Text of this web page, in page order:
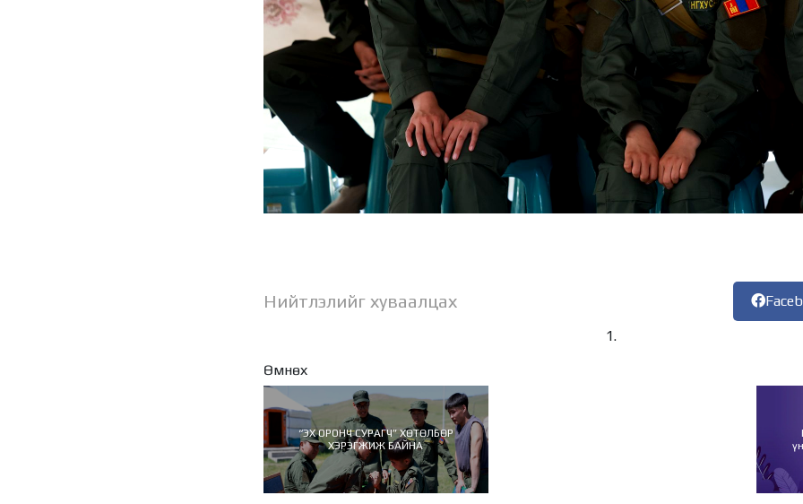
Нийтлэлийг хуваалцах
Өмнөх
“ЭХ ОРОНЧ СУРАГЧ” ХӨТӨЛБӨР
ХЭРЭГЖИЖ БАЙНА